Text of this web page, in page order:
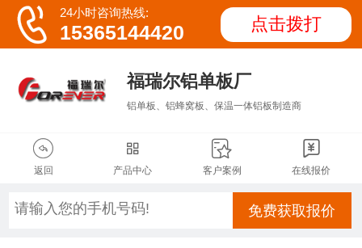
 24小时咨询热线:
15365144420 点击拨打
福瑞尔铝单板厂
铝单板、铝蜂窝板、保温一体铝板制造商

返回

产品中心

客户案例

在线报价
免费获取报价